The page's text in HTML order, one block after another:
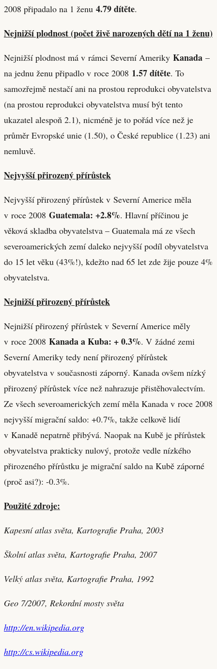
2008 připadalo na 1 ženu 4.79 dítěte.
Nejnižší plodnost (počet živě narozených dětí na 1 ženu)
Nejnižší plodnost má v rámci Severní Ameriky Kanada –
na jednu ženu připadlo v roce 2008 1.57 dítěte. To
samozřejmě nestačí ani na prostou reprodukci obyvatelstva
(na prostou reprodukci obyvatelstva musí být tento
ukazatel alespoň 2.1), nicméně je to pořád více než je
průměr Evropské unie (1.50), o České republice (1.23) ani
nemluvě.
Nejvyšší přirozený přírůstek
Nejvyšší přirozený přírůstek v Severní Americe měla
v roce 2008 Guatemala: +2.8%. Hlavní příčinou je
věková skladba obyvatelstva – Guatemala má ze všech
severoamerických zemí daleko nejvyšší podíl obyvatelstva
do 15 let věku (43%!), kdežto nad 65 let zde žije pouze 4%
obyvatelstva.
Nejnižší přirozený přírůstek
Nejnižší přirozený přírůstek v Severní Americe měly
v roce 2008 Kanada a Kuba: + 0.3%. V žádné zemi
Severní Ameriky tedy není přirozený přírůstek
obyvatelstva v současnosti záporný. Kanada ovšem nízký
přirozený přírůstek více než nahrazuje přistěhovalectvím.
Ze všech severoamerických zemí měla Kanada v roce 2008
nejvyšší migrační saldo: +0.7%, takže celkově lidí
v Kanadě nepatrně přibývá. Naopak na Kubě je přírůstek
obyvatelstva prakticky nulový, protože vedle nízkého
přirozeného přírůstku je migrační saldo na Kubě záporné
(proč asi?): -0.3%.
Použité zdroje:
Kapesní atlas světa, Kartografie Praha, 2003
Školní atlas světa, Kartografie Praha, 2007
Velký atlas světa, Kartografie Praha, 1992
Geo 7/2007, Rekordní mosty světa
http://en.wikipedia.org
http://cs.wikipedia.org